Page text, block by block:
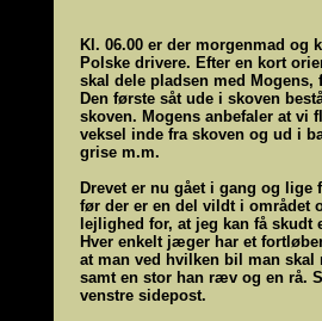
Kl. 06.00 er der morgenmad
Polske drivere. Efter en kort
skal dele pladsen med
Den første såt ude i skoven
skoven. Mogens anbefaler at vi
veksel inde fra skoven og ud i
grise m.m.
Drevet er nu gået i gang og
før der er en del vildt i området
lejlighed for, at jeg kan få
Hver enkelt jæger har et
at man ved hvilken bil man
samt en stor han ræv og en rå.
venstre sidepost.